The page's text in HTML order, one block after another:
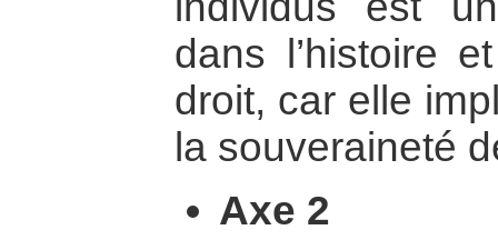
dans l’histoire
droit, car elle
la souveraineté
Axe 2